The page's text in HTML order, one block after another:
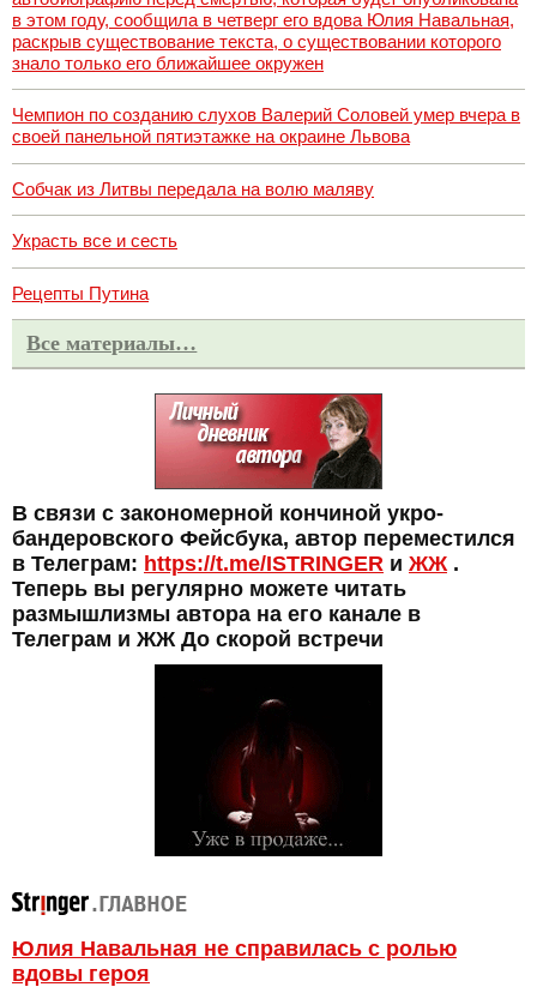
в этом году, сообщила в четверг его вдова Юлия Навальная,
раскрыв существование текста, о существовании которого
знало только его ближайшее окружен
Чемпион по созданию слухов Валерий Соловей умер вчера в
своей панельной пятиэтажке на окраине Львова
Собчак из Литвы передала на волю маляву
Украсть все и сесть
Рецепты Путина
Все материалы…
В связи с закономерной кончиной укро-
бандеровского Фейсбука, автор переместился
в Телеграм: https://t.me/ISTRINGER и ЖЖ.
Теперь вы регулярно можете читать
размышлизмы автора на его канале в
Телеграм и ЖЖ До скорой встречи
Юлия Навальная не справилась с ролью
вдовы героя